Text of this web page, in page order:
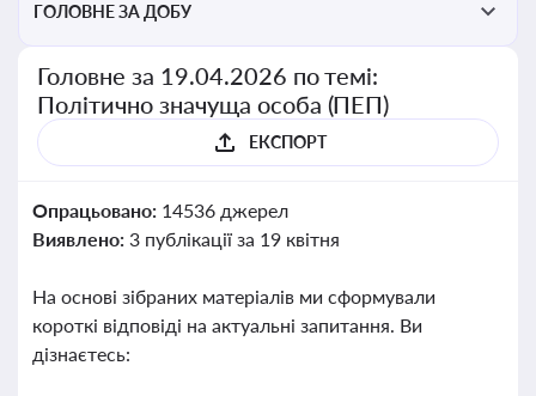
ГОЛОВНЕ ЗА ДОБУ
Головне за 19.04.2026 по темі:
Політично значуща особа (ПЕП)
ЕКСПОРТ
Опрацьовано: 14536 джерел
Виявлено: 3 публікації за 19 квітня
На основі зібраних матеріалів ми сформували
короткі відповіді на актуальні запитання. Ви
дізнаєтесь: